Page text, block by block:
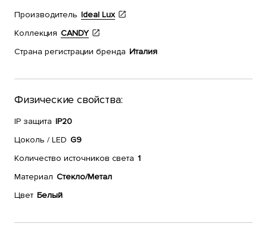
Производитель Ideal Lux
Коллекция CANDY
Страна регистрации бренда Италия
Физические свойства:
IP защита IP20
Цоколь / LED G9
Количество источников света 1
Материал Стекло/Метал
Цвет Белый